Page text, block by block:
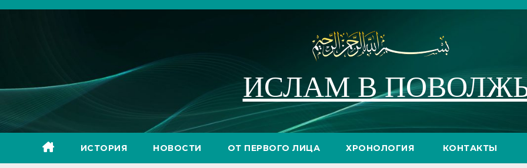
Перейти
ИСЛАМ В
ИСТОРИЯ НОВОСТИ ОТ ПЕРВОГО ЛИЦА ХРОНОЛОГИЯ КОНТАКТЫ